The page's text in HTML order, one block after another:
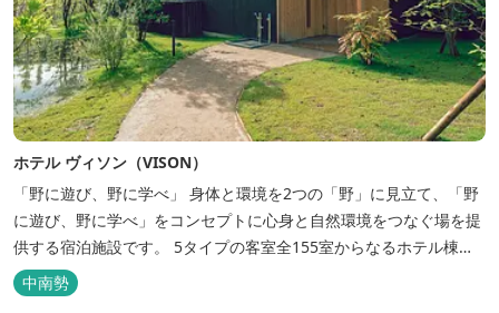
ホテル ヴィソン（VISON）
「野に遊び、野に学べ」 身体と環境を2つの「野」に見立て、「野
に遊び、野に学べ」をコンセプトに心身と自然環境をつなぐ場を提
供する宿泊施設です。 5タイプの客室全155室からなるホテル棟
と、プライベートな滞在が楽しめる一棟独立型のヴィラ6棟がござ
います。
中南勢